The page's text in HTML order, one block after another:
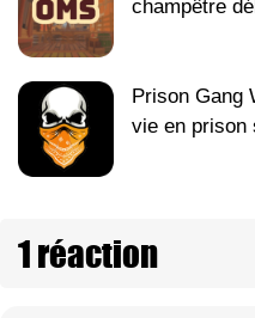
champêtre
Prison Gang
vie en prison
1 réaction